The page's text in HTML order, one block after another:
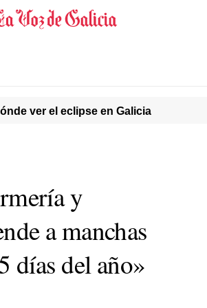
ver el eclipse en Galicia
y
a manchas
días del año»